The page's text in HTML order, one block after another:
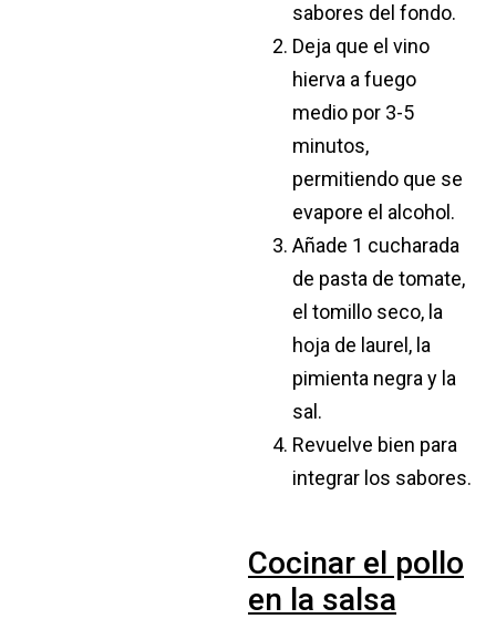
sabores del fondo.
Deja que el vino
hierva a fuego
medio por 3-5
minutos,
permitiendo que se
evapore el alcohol.
Añade 1 cucharada
de pasta de tomate,
el tomillo seco, la
hoja de laurel, la
pimienta negra y la
sal.
Revuelve bien para
integrar los sabores.
Cocinar el pollo
en la salsa